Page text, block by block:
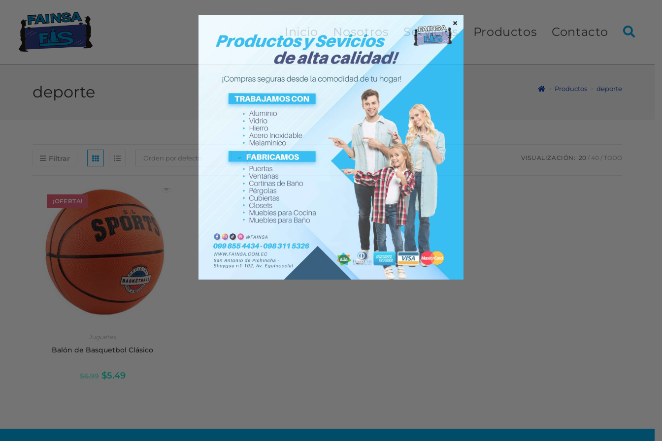
Inicio Nosotros Servicios Productos Contacto
deporte Productos deporte
Filtrar Orden por defecto VISUALIZACIÓN: 20 40 TODO
¡OFERTA!
Juguetes
Balón de Basquetbol Clásico
$6.99 $5.49
×